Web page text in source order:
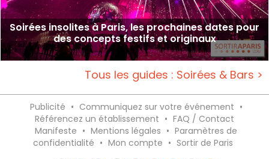
Soirées insolites à Paris, les prochaines dates pour
des concepts festifs et originaux
Tous les guides : Soirées & Bars >
Publicité • Communiquez sur votre événement •
Référencez un établissement • FAQ / Contact
Manifeste • Mentions légales • Paramètres de
confidentialité • Mon compte • Sortir de Paris